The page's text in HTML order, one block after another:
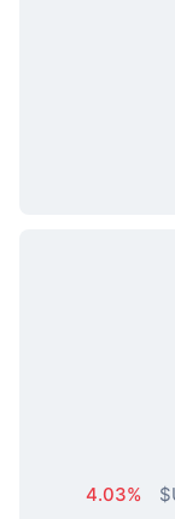
4.03%